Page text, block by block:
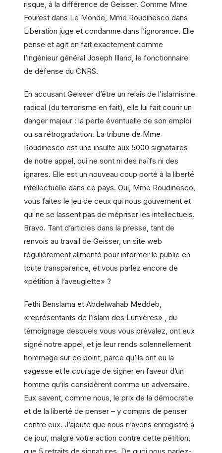
risque, à la différence de Geisser. Comme Mme
Fourest dans Le Monde, Mme Roudinesco dans
Libération juge et condamne dans l’ignorance. Elle
pense et agit en fait exactement comme
l’ingénieur général Joseph Illand, le fonctionnaire
de défense du CNRS.
En accusant Geisser d’être un relais de l’islamisme
radical (du terrorisme en fait), elle lui fait courir un
danger majeur : la perte éventuelle de son emploi
ou sa rétrogradation. La tribune de Mme
Roudinesco est une insulte aux 5000 signataires
de notre appel, qui ne sont ni des naïfs ni des
ignares. Elle est un nouveau coup porté à la liberté
intellectuelle dans ce pays. Oui, Mme Roudinesco,
vous faites le jeu de ceux qui nous gouvernent et
qui ne se lassent pas de mépriser les intellectuels.
Bravo. Tant d’articles dans la presse, tant de
renvois au travail de Geisser, un site web
régulièrement alimenté pour informer le public en
toute transparence, et vous parlez encore de
«pétition à l’aveuglette» ?
Fethi Benslama et Abdelwahab Meddeb,
«représentants de l’islam des Lumières» , du
témoignage desquels vous vous prévalez, ont eux
signé notre appel, et je leur rends solennellement
hommage sur ce point, parce qu’ils ont eu la
sagesse et le courage de signer en faveur d’un
homme qu’ils considèrent comme un adversaire.
Eux savent, comme nous, le prix de la démocratie
et de la liberté de penser – y compris de penser
contre eux. J’ajoute que nous n’avons enregistré à
ce jour, malgré votre action contre cette pétition,
que 5 retraits de signatures. De quoi nous parlez-